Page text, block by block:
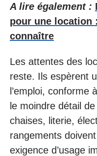
A lire également :
pour une location
connaître
Les attentes des
reste. Ils espèrent
l’emploi, conforme
le moindre détail
chaises, literie,
rangements
exigence d’usage